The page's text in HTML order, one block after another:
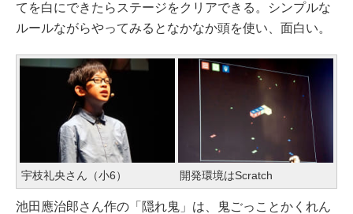
てを白にできたらステージをクリアできる。シンプルな
ルールながらやってみるとなかなか頭を使い、面白い。
宇枝礼央さん（小6） 開発環境はScratch
池田應治郎さん作の「隠れ鬼」は、鬼ごっことかくれん